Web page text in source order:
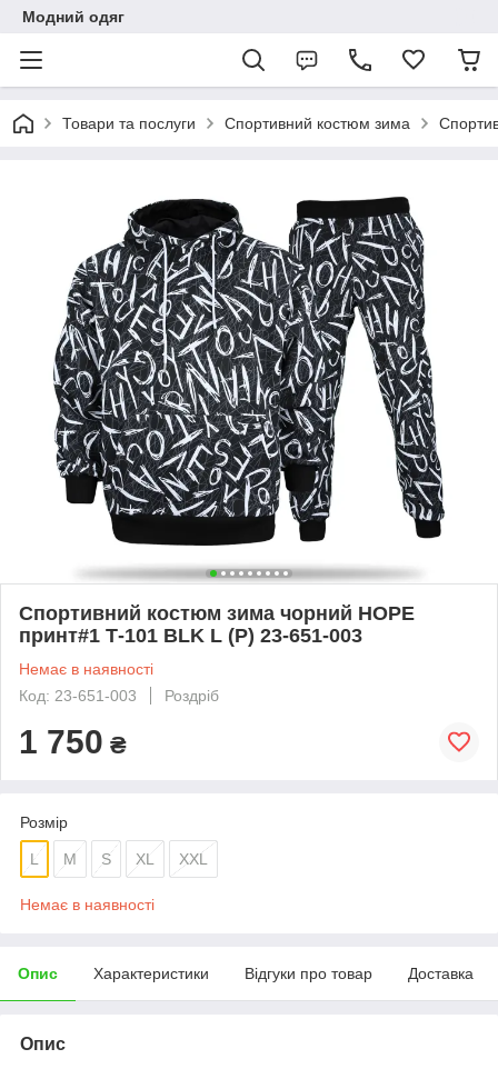
Модний одяг
Товари та послуги Спортивний костюм зима
Спортивний костюм зима чорний HOPE
принт#1 Т-101 BLK L (Р) 23-651-003
Немає в наявності
Код: 23-651-003
Роздріб
1 750 ₴
Розмір
L M S XL XXL
Немає в наявності
Опис Характеристики Відгуки про товар Доставка
Опис